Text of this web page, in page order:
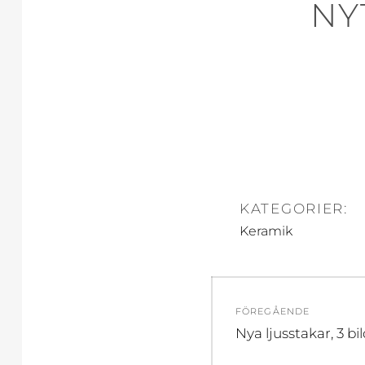
KATEGORIER:
Keramik
FÖREGÅENDE
Föregående
Nya ljusstakar, 3